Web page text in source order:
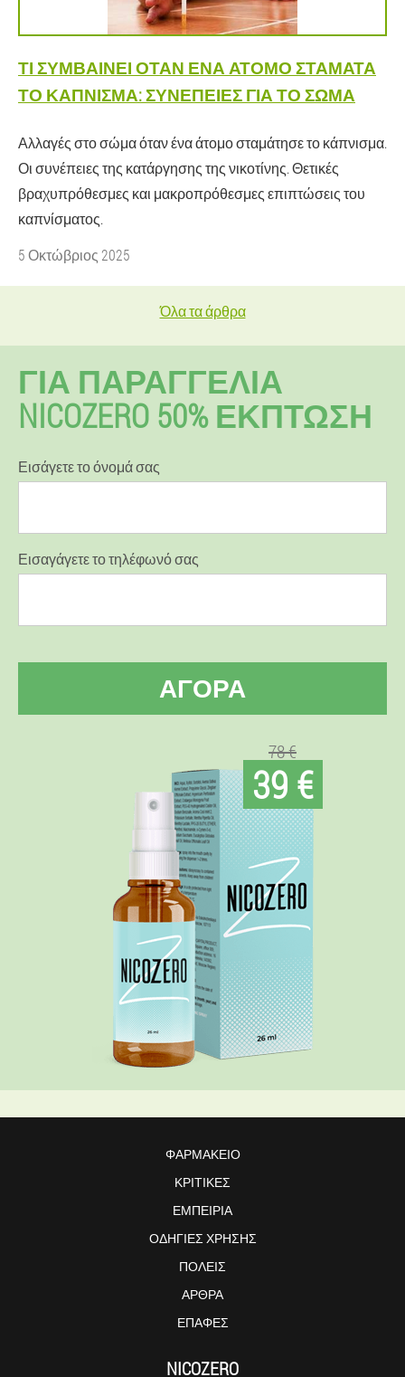
ΤΙ ΣΥΜΒΑΊΝΕΙ ΌΤΑΝ ΈΝΑ ΆΤΟΜΟ ΣΤΑΜΑΤΆ
ΤΟ ΚΆΠΝΙΣΜΑ: ΣΥΝΈΠΕΙΕΣ ΓΙΑ ΤΟ ΣΏΜΑ
Αλλαγές στο σώμα όταν ένα άτομο σταμάτησε το κάπνισμα.
Οι συνέπειες της κατάργησης της νικοτίνης. Θετικές
βραχυπρόθεσμες και μακροπρόθεσμες επιπτώσεις του
καπνίσματος.
5 Οκτώβριος 2025
Όλα τα άρθρα
ΓΙΑ ΠΑΡΑΓΓΕΛΊΑ
NICOZERO 50% ΕΚΠΤΩΣΗ
Εισάγετε το όνομά σας
Εισαγάγετε το τηλέφωνό σας
ΑΓΟΡΆ
78 €
39 €
ΦΑΡΜΑΚΕΊΟ
ΚΡΙΤΙΚΈΣ
ΕΜΠΕΙΡΊΑ
ΟΔΗΓΊΕΣ ΧΡΉΣΗΣ
ΠΌΛΕΙΣ
ΆΡΘΡΑ
ΕΠΑΦΈΣ
NICOZERO